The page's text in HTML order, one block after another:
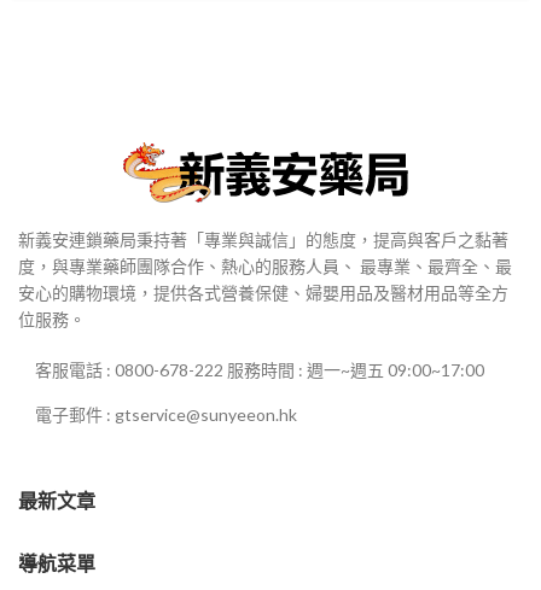
新義安連鎖藥局秉持著「專業與誠信」的態度，提高與客戶之黏著
度，與專業藥師團隊合作、熱心的服務人員、 最專業、最齊全、最
安心的購物環境，提供各式營養保健、婦嬰用品及醫材用品等全方
位服務。
客服電話 : 0800-678-222 服務時間 : 週一~週五 09:00~17:00
電子郵件 : gtservice@sunyeeon.hk
最新文章
導航菜單